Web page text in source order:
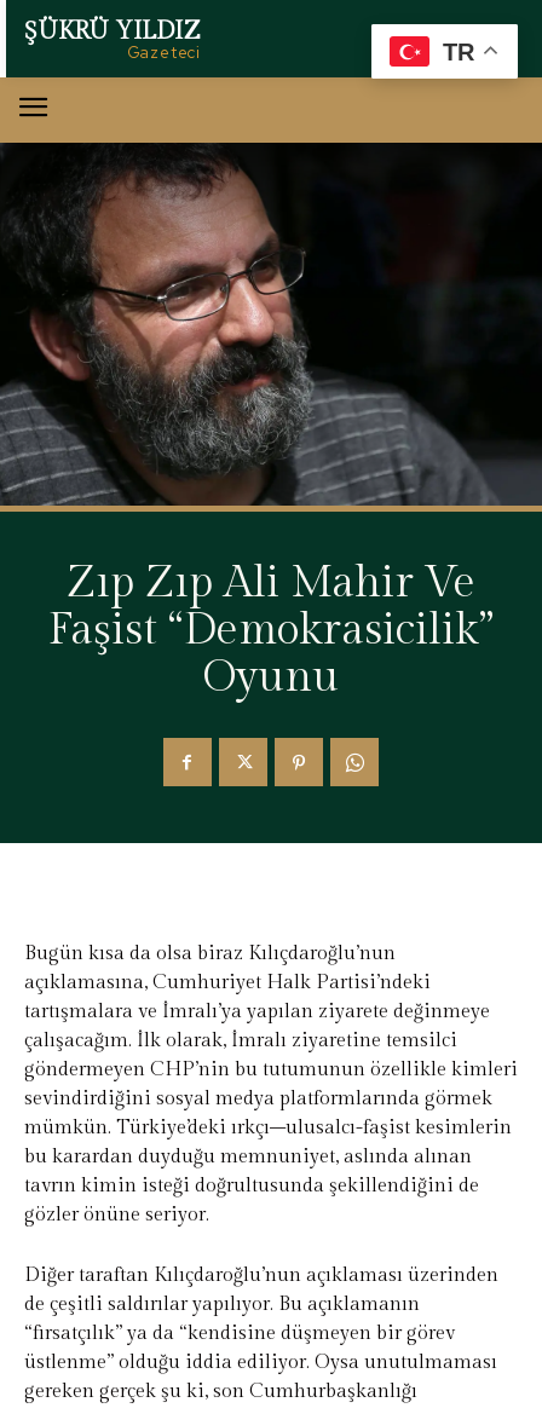
ŞÜKRÜ YILDIZ
Gazeteci
Zıp Zıp Ali Mahir Ve
Faşist “Demokrasicilik”
Oyunu
Bugün kısa da olsa biraz Kılıçdaroğlu’nun
açıklamasına, Cumhuriyet Halk Partisi’ndeki
tartışmalara ve İmralı’ya yapılan ziyarete değinmeye
çalışacağım. İlk olarak, İmralı ziyaretine temsilci
göndermeyen CHP’nin bu tutumunun özellikle kimleri
sevindirdiğini sosyal medya platformlarında görmek
mümkün. Türkiye’deki ırkçı–ulusalcı-faşist kesimlerin
bu karardan duyduğu memnuniyet, aslında alınan
tavrın kimin isteği doğrultusunda şekillendiğini de
gözler önüne seriyor.
Diğer taraftan Kılıçdaroğlu’nun açıklaması üzerinden
de çeşitli saldırılar yapılıyor. Bu açıklamanın
“fırsatçılık” ya da “kendisine düşmeyen bir görev
üstlenme” olduğu iddia ediliyor. Oysa unutulmaması
gereken gerçek şu ki, son Cumhurbaşkanlığı
TR